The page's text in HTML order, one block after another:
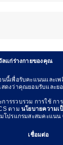
ลแก่ร่างกายของคุณ
นนี้เพื่อรับคะแนนและเ
ดงว่าคุณยอมรับและย
การรวบรวม การใช้ กา
ตาม นโยบายความเ
โปรแกรมสะสมคะแนน
เชื่อมต่อ